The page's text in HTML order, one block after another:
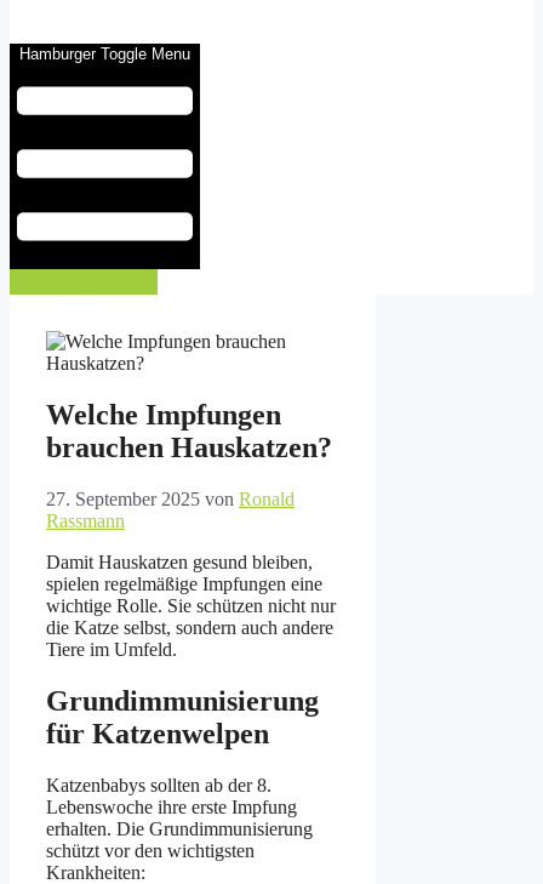
Hamburger Toggle Menu
Welche Impfungen
brauchen Hauskatzen?
27. September 2025 von Ronald
Rassmann
Damit Hauskatzen gesund bleiben,
spielen regelmäßige Impfungen eine
wichtige Rolle. Sie schützen nicht nur
die Katze selbst, sondern auch andere
Tiere im Umfeld.
Grundimmunisierung
für Katzenwelpen
Katzenbabys sollten ab der 8.
Lebenswoche ihre erste Impfung
erhalten. Die Grundimmunisierung
schützt vor den wichtigsten
Krankheiten: